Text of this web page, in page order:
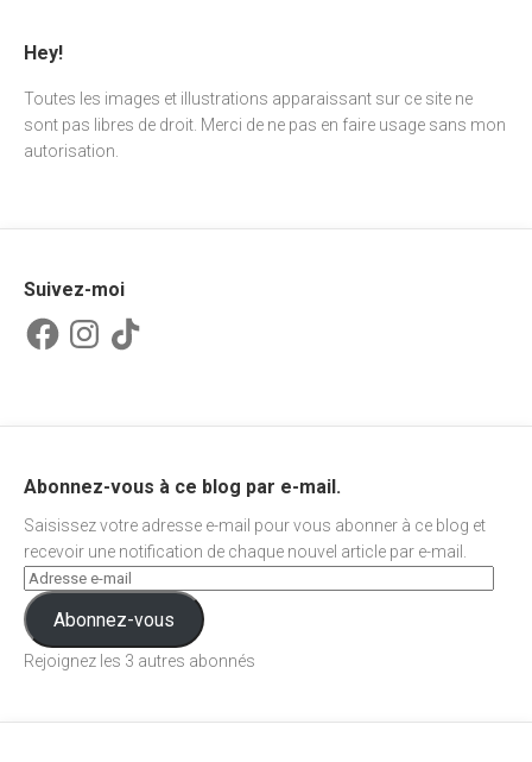
Hey!
Toutes les images et illustrations apparaissant sur ce site ne
sont pas libres de droit. Merci de ne pas en faire usage sans mon
autorisation.
Suivez-moi
FacebookInstagram
TikTok
Abonnez-vous à ce blog par e-mail.
Saisissez votre adresse e-mail pour vous abonner à ce blog et
recevoir une notification de chaque nouvel article par e-mail.
Abonnez-vous
Rejoignez les 3 autres abonnés